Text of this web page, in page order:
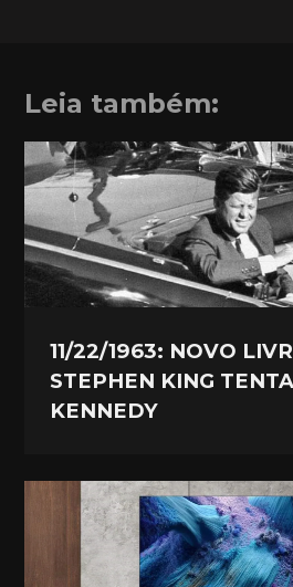
Leia também:
11/22/1963: NOVO
STEPHEN KING
KENNEDY